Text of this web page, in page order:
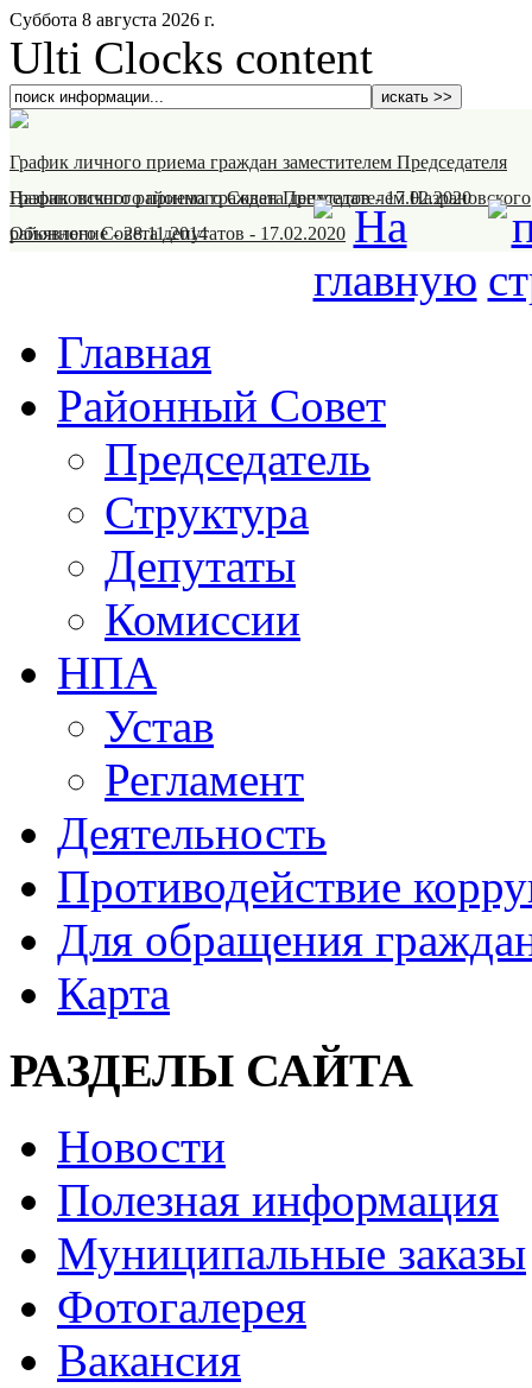
Суббота 8 августа 2026 г.
Ulti Clocks content
График личного приема граждан заместителем Председателя
Назрановского районного Совета депутатов-17.02.2020
График личного приема граждан Председателем Назрановского
районного Совета депутатов - 17.02.2020
Объявление-28.11.2014
Главная
Районный Совет
Председатель
Структура
Депутаты
Комиссии
НПА
Устав
Регламент
Деятельность
Противодействие
Для обращения
Карта
РАЗДЕЛЫ САЙТА
Новости
Полезная информация
Муниципальные заказы
Фотогалерея
Вакансия